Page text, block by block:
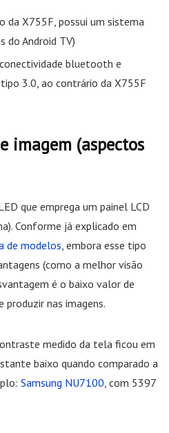
da X755F, possui um sistema
do Android TV)
bluetooth e
3.0, ao contrário da X755F
imagem (aspectos
que emprega um painel LCD
Conforme já explicado em
de modelos, embora esse tipo
(como a melhor visão
é o baixo valor de
nas imagens.
medido da tela ficou em
baixo quando comparado a
Samsung NU7100, com 5397